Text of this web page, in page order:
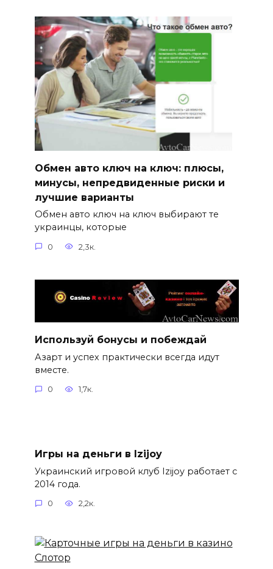
Обмен авто ключ на ключ: плюсы,
минусы, непредвиденные риски и
лучшие варианты
Обмен авто ключ на ключ выбирают те
украинцы, которые
0 2,3к.
Используй бонусы и побеждай
Азарт и успех практически всегда идут
вместе.
0 1,7к.
Игры на деньги в Izijoy
Украинский игровой клуб Izijoy работает с
2014 года.
0 2,2к.